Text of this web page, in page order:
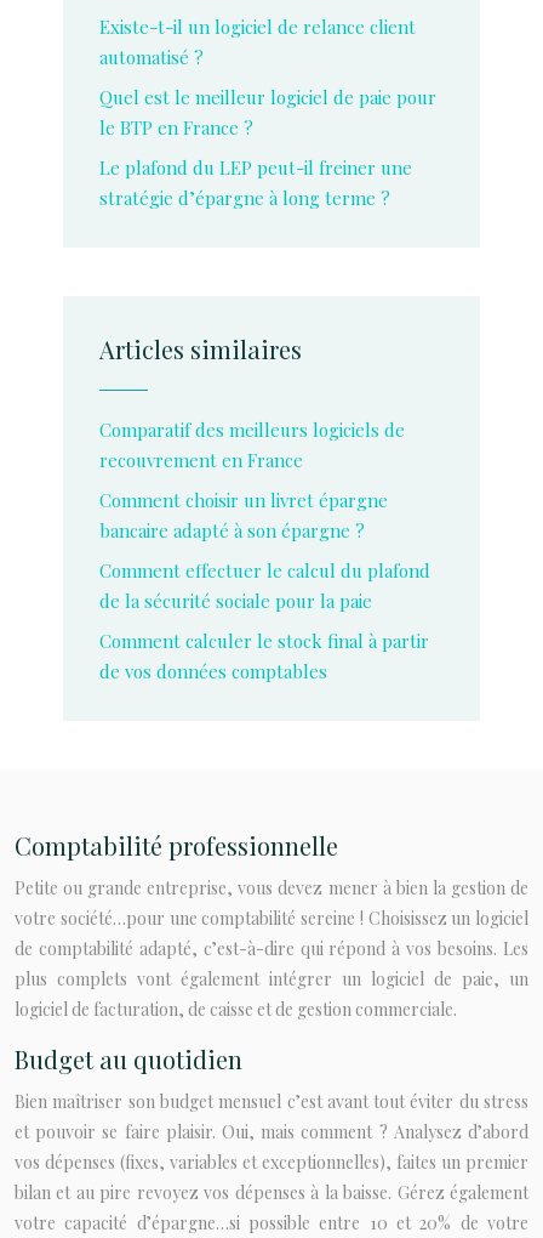
Existe-t-il un logiciel de relance client
automatisé ?
Quel est le meilleur logiciel de paie pour
le BTP en France ?
Le plafond du LEP peut-il freiner une
stratégie d’épargne à long terme ?
Articles similaires
Comparatif des meilleurs logiciels de
recouvrement en France
Comment choisir un livret épargne
bancaire adapté à son épargne ?
Comment effectuer le calcul du plafond
de la sécurité sociale pour la paie
Comment calculer le stock final à partir
de vos données comptables
Comptabilité professionnelle
Petite ou grande entreprise, vous devez mener à bien la gestion de
votre société…pour une comptabilité sereine ! Choisissez un logiciel
de comptabilité adapté, c’est-à-dire qui répond à vos besoins. Les
plus complets vont également intégrer un logiciel de paie, un
logiciel de facturation, de caisse et de gestion commerciale.
Budget au quotidien
Bien maîtriser son budget mensuel c’est avant tout éviter du stress
et pouvoir se faire plaisir. Oui, mais comment ? Analysez d’abord
vos dépenses (fixes, variables et exceptionnelles), faites un premier
bilan et au pire revoyez vos dépenses à la baisse. Gérez également
votre capacité d’épargne…si possible entre 10 et 20% de votre